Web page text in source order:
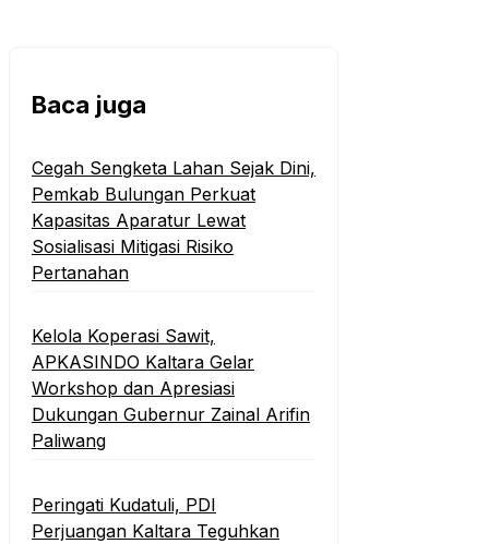
Baca juga
Cegah Sengketa Lahan Sejak Dini,
Pemkab Bulungan Perkuat
Kapasitas Aparatur Lewat
Sosialisasi Mitigasi Risiko
Pertanahan
Kelola Koperasi Sawit,
APKASINDO Kaltara Gelar
Workshop dan Apresiasi
Dukungan Gubernur Zainal Arifin
Paliwang
Peringati Kudatuli, PDI
Perjuangan Kaltara Teguhkan